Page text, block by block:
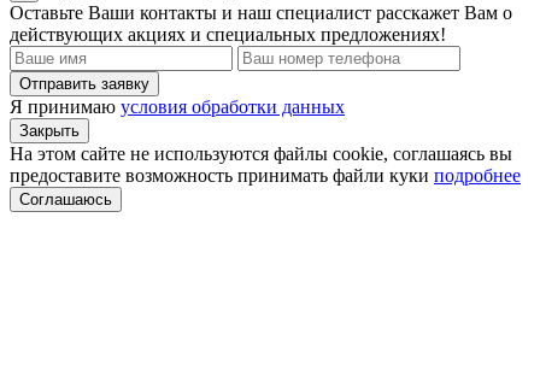
Оставьте Ваши контакты и наш специалист расскажет Вам о
действующих акциях и специальных предложениях!
Отправить заявку
Я принимаю условия обработки данных
Закрыть
На этом сайте не используются файлы cookie, соглашаясь вы
предоставите возможность принимать файли куки подробнее
Соглашаюсь